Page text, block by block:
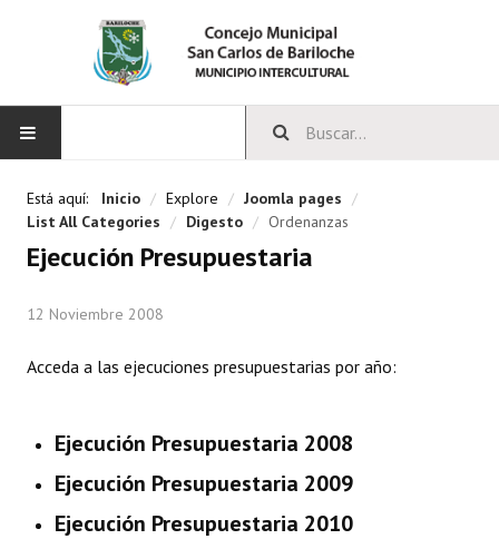
Comisiones Especiales
Concejales Mandato Cumplido
Programas
Está aquí: Inicio / Explore / Joomla pages /
List All Categories / Digesto / Ordenanzas
Ejecución Presupuestaria
12 Noviembre 2008
Acceda a las ejecuciones presupuestarias por año:
Ejecución Presupuestaria 2008
Ejecución Presupuestaria 2009
Ejecución Presupuestaria 2010